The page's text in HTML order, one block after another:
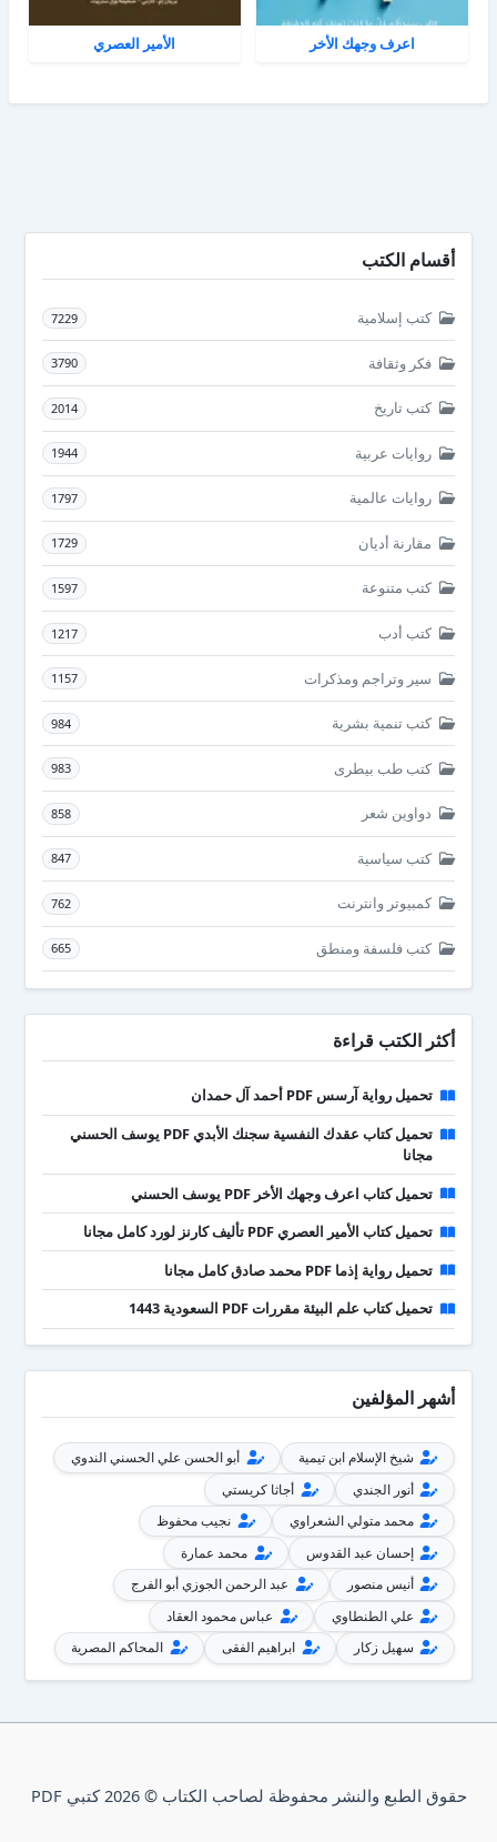
اعرف وجهك الأخر الأمير العصري
أقسام الكتب
كتب إسلامية 7229
فكر وثقافة 3790
كتب تاريخ 2014
روايات عربية 1944
روايات عالمية 1797
مقارنة أديان 1729
كتب متنوعة 1597
كتب أدب 1217
سير وتراجم ومذكرات 1157
كتب تنمية بشرية 984
كتب طب بيطرى 983
دواوين شعر 858
كتب سياسية 847
كمبيوتر وانترنت 762
كتب فلسفة ومنطق 665
أكثر الكتب قراءة
تحميل رواية آرسس PDF أحمد آل حمدان
تحميل كتاب عقدك النفسية سجنك الأبدي PDF يوسف الحسني
مجانا
تحميل كتاب اعرف وجهك الأخر PDF يوسف الحسني
تحميل كتاب الأمير العصري PDF تأليف كارنز لورد كامل مجانا
تحميل رواية إذما PDF محمد صادق كامل مجانا
تحميل كتاب علم البيئة مقررات PDF السعودية 1443
أشهر المؤلفين
شيخ الإسلام ابن تيمية
أبو الحسن علي الحسني الندوي
أنور الجندي
أجاثا كريستي
محمد متولي الشعراوي
نجيب محفوظ
إحسان عبد القدوس
محمد عمارة
أنيس منصور
عبد الرحمن الجوزي أبو الفرج
علي الطنطاوي
عباس محمود العقاد
سهيل زكار
ابراهيم الفقى المحاكم المصرية
حقوق الطبع والنشر محفوظة لصاحب الكتاب © 2026 كتبي PDF